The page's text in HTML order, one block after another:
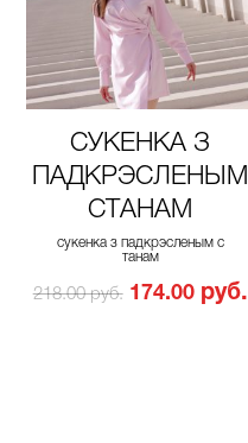
СУКЕНКА З
ПАДКРЭСЛЕНЫМ
СТАНАМ
сукенка з падкрэсленым с
танам
218.00 руб. 174.00 руб.